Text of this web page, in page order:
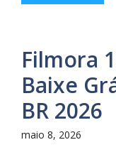
Filmora
Baixe
BR 2026
maio 8, 2026